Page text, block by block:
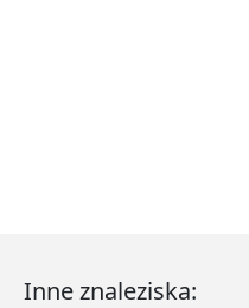
Inne znaleziska: